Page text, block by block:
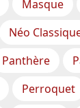
Masque
Néo
Panthère
Perroquet